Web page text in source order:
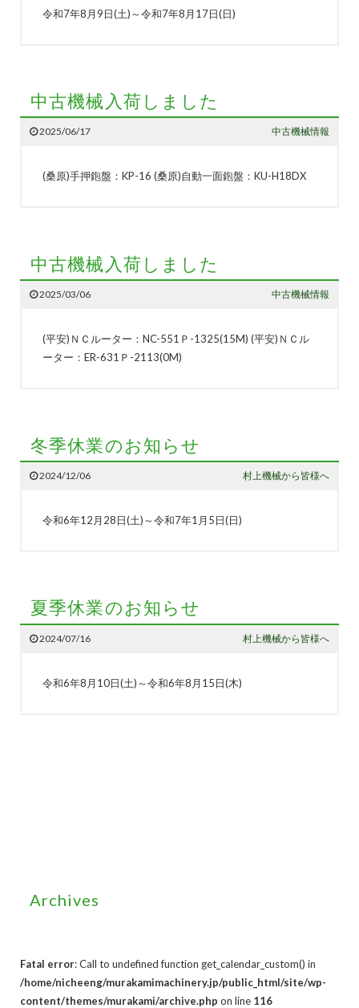
令和7年8月9日(土)～令和7年8月17日(日)
中古機械入荷しました
2025/06/17 中古機械情報
(桑原)手押鉋盤：KP-16 (桑原)自動一面鉋盤：KU-H18DX
中古機械入荷しました
2025/03/06 中古機械情報
(平安)ＮＣルーター：NC-551Ｐ-1325(15M) (平安)ＮＣル
ーター：ER-631Ｐ-2113(0M)
冬季休業のお知らせ
2024/12/06 村上機械から皆様へ
令和6年12月28日(土)～令和7年1月5日(日)
夏季休業のお知らせ
2024/07/16 村上機械から皆様へ
令和6年8月10日(土)～令和6年8月15日(木)
Archives
Fatal error: Call to undefined function get_calendar_custom() in
/home/nicheeng/murakamimachinery.jp/public_html/site/wp-
content/themes/murakami/archive.php on line 116